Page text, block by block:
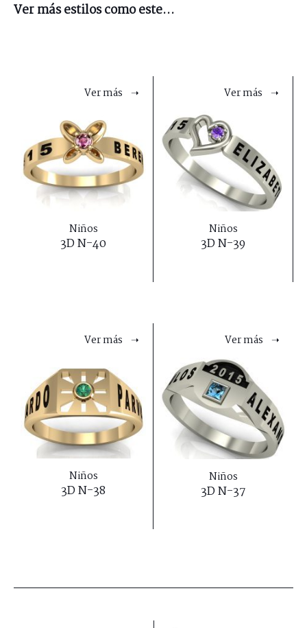
Ver más estilos como este...
Ver más ➝
Niños
3D N-40
Ver más ➝
Niños
3D N-39
Ver más ➝
Niños
3D N-38
Ver más ➝
Niños
3D N-37